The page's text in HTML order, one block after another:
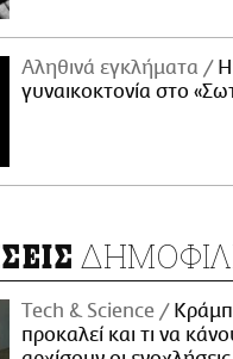
Αληθινά εγκλήματα
Η
γυναικοκτονία στο
Τech & Science
προκαλεί και τι να